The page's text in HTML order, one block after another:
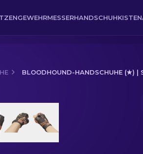
MESSERHANDSCHUHKISTEN
BLOODHOUND-HANDSCHUHE (★) |